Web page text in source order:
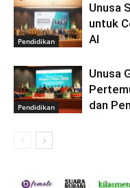
Pendidikan
Unusa
untuk
AI
Pendidikan
Unusa
dan